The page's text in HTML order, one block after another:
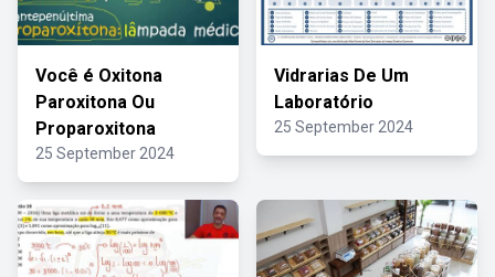
Você é Oxitona
Paroxitona Ou
Proparoxitona
25 September 2024
Vidrarias De Um
Laboratório
25 September 2024